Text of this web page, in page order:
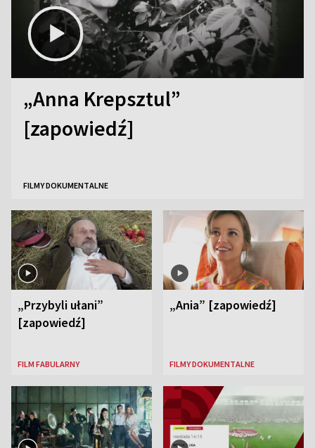
„Anna Krepsztul”
[zapowiedź]
FILMY DOKUMENTALNE
„Przybyli ułani”
[zapowiedź]
FILM FABULARNY
„Ania” [zapowiedź]
FILMY DOKUMENTALNE